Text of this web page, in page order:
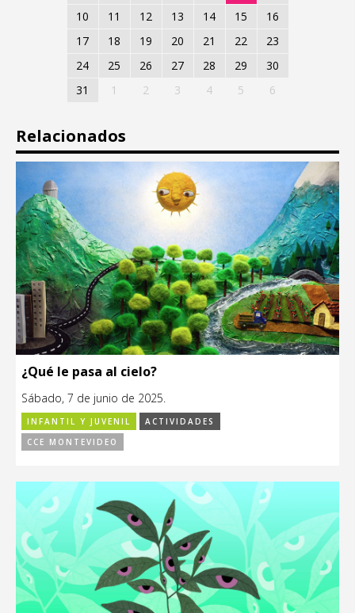
10
11 12 13 14 15
16
17
18 19 20 21 22
23
24
25 26 27 28 29
30
31
1 2 3 4 5 6
Relacionados
¿Qué le pasa al cielo?
Sábado, 7 de junio de 2025.
INFANTIL Y JUVENIL
ACTIVIDADES
CCE MONTEVIDEO